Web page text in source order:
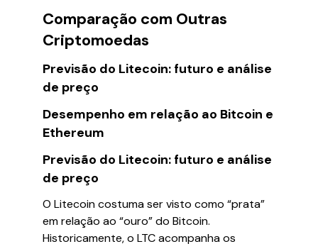
Comparação com Outras
Criptomoedas
Previsão do Litecoin: futuro e análise
de preço
Desempenho em relação ao Bitcoin e
Ethereum
Previsão do Litecoin: futuro e análise
de preço
O Litecoin costuma ser visto como “prata”
em relação ao “ouro” do Bitcoin.
Historicamente, o LTC acompanha os